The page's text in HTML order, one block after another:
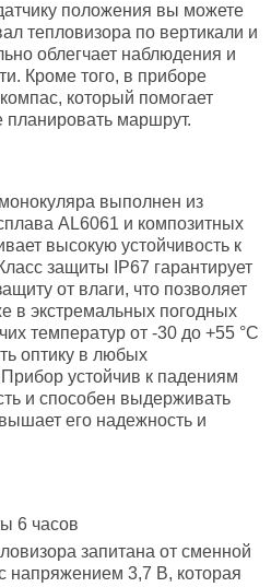
положения вы можете
тепловизора по вертикали и
облегчает наблюдения и
Кроме того, в приборе
который помогает
планировать маршрут.
выполнен из
AL6061 и композитных
высокую устойчивость к
защиты IP67 гарантирует
от влаги, что позволяет
в экстремальных погодных
температур от -30 до +55 °С
оптику в любых
устойчив к падениям
и способен выдерживать
его надежность и
6 часов
запитана от сменной
напряжением 3,7 В, которая